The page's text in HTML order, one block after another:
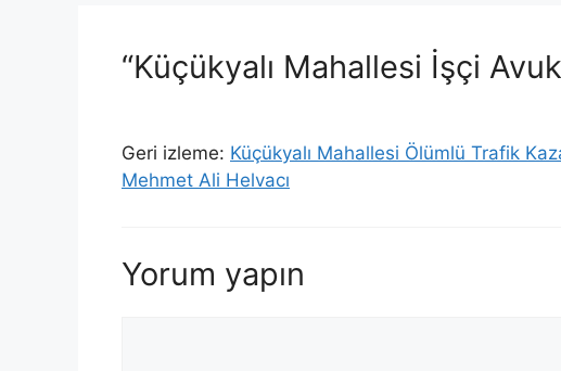
“Küçükyalı Mahallesi İşçi
Geri izleme: Küçükyalı Mahallesi Ölümlü Trafik
Mehmet Ali Helvacı
Yorum yapın